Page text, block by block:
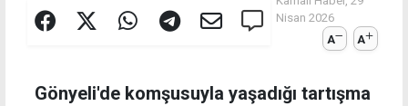
Nisan 2026
A
A
Gönyeli'de komşusuyla yaşadığı tartışma